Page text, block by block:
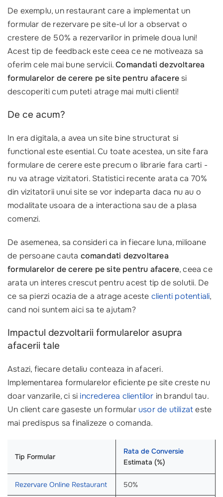
De exemplu, un restaurant care a implementat un
formular de rezervare pe site-ul lor a observat o
crestere de 50% a rezervarilor in primele doua luni!
Acest tip de feedback este ceea ce ne motiveaza sa
oferim cele mai bune servicii.Comandati dezvoltarea
formularelor de cerere pe site pentru afaceresi
descoperiti cum puteti atrage mai multi clienti!
De ce acum?
In era digitala, a avea un site bine structurat si
functional este esential. Cu toate acestea, un site fara
formulare de cerere este precum o librarie fara carti -
nu va atrage vizitatori. Statistici recente arata ca 70%
din vizitatorii unui site se vor indeparta daca nu au o
modalitate usoara de a interactiona sau de a plasa
comenzi.
De asemenea, sa consideri ca in fiecare luna, milioane
de persoane cauta comandati dezvoltarea
formularelor de cerere pe site pentru afacere, ceea ce
arata un interes crescut pentru acest tip de solutii. De
ce sa pierzi ocazia de a atrage aceste clienti potentiali,
cand noi suntem aici sa te ajutam?
Impactul dezvoltarii formularelor asupra
afacerii tale
Astazi, fiecare detaliu conteaza in afaceri.
Implementarea formularelor eficiente pe site creste nu
doar vanzarile, ci si increderea clientilor in brandul tau.
Un client care gaseste un formular usor de utilizateste
mai predispus sa finalizeze o comanda.
Tip Formular
Rata de Conversie
Estimata (%)
Rezervare Online Restaurant 50%